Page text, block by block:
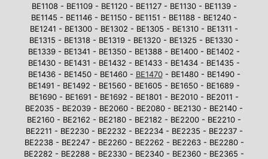
BE1108 - BE1109 - BE1120 - BE1127 - BE1130 - BE1139 -
BE1145 - BE1146 - BE1150 - BE1151 - BE1188 - BE1240 -
BE1241 - BE1300 - BE1302 - BE1305 - BE1310 - BE1311 -
BE1315 - BE1318 - BE1319 - BE1320 - BE1325 - BE1330 -
BE1339 - BE1341 - BE1350 - BE1388 - BE1400 - BE1402 -
BE1430 - BE1431 - BE1432 - BE1433 - BE1434 - BE1435 -
BE1436 - BE1450 - BE1460 - BE1470- BE1480 - BE1490 -
BE1491 - BE1492 - BE1560 - BE1605 - BE1650 - BE1689 -
BE1690 - BE1691 - BE1692 - BE1801 - BE2010 - BE2011 -
BE2035 - BE2039 - BE2060 - BE2080 - BE2130 - BE2140 -
BE2160 - BE2162 - BE2180 - BE2182 - BE2200 - BE2210 -
BE2211 - BE2230 - BE2232 - BE2234 - BE2235 - BE2237 -
BE2238 - BE2247 - BE2260 - BE2262 - BE2263 - BE2280 -
BE2282 - BE2288 - BE2330 - BE2340 - BE2360 - BE2365 -